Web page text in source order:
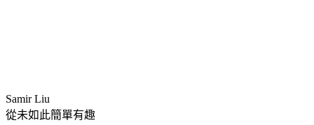
Samir Liu
從未如此簡單有趣